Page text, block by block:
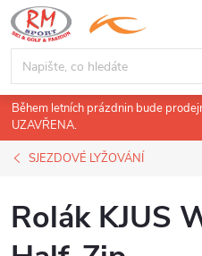
Přejít
na
obsah
Během letních prázdnin bude
UZAVŘENA.
SJEZDOVÉ LYŽOVÁNÍ
Rolák KJUS